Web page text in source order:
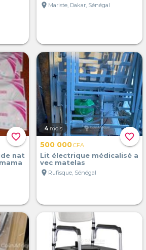
location_on Mariste, Dakar, Sénégal
favorite_border
nat
favorite_border
4 mois
500 000CFA
Lit électrique médicalisé a
vec matelas
location_on Rufisque, Sénégal